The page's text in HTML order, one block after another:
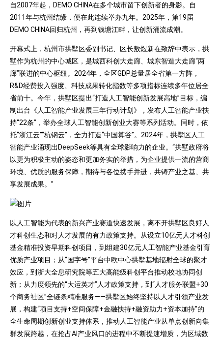
自2007年起，DEMO CHINA在多个城市留下创新者的身影。自
2011年与杭州结缘，便在此连续举办九年。2025年，第19届
DEMO CHINA回归杭州，再到钱塘江畔，让创新涌流成潮。
开幕式上，杭州市拱墅区委副书记、区长敖煜新在致辞中表示，拱
墅作为杭州的中心城区，是城西科创大走廊、城东智造大走廊“两
廊”联进的中心枢纽。2024年，全区GDP总量居全省第一方阵，
R&D经费投入强度、科技成果转化指数等多项指标连续多年位居全
省前十。今年，拱墅区提出“打造人工智能创新发展高地”目标，编
制出台《人工智能产业发展三年行动计划》，发布人工智能产业扶
持“22条”，举办全球人工智能创新创业大赛等系列活动。同时，依
托“浙江云”“杭钢云”，全力打造“中国算谷”。2024年，拱墅区人工
智能产业涌现出DeepSeek等具有全球影响力的企业。“拱墅政府将
以更为积极主动的姿态和更加务实的举措，为企业提供一流的营商
环境、优质的服务保障，期待与各位携手并进，共铸产业之基、共
享发展成果。”
以人工智能为代表的新兴产业赛道快速发展，离不开拱墅区良好人
才科创生态和对人才发展的有力政策支持。从设立10亿元人才科创
基金精准投资早期科创项目，到组建30亿元人工智能产业基金引育
优质产业项目；从“国字号”平台中欧中心拱墅基地辐射全球的聚才
效应，到浙大全息研究院等五大高能级科创平台推动校地协同创
新；从力度领先的“大运英才”人才政策支持，到“人才服务联盟+30
个商务社区”全链条精准服务——拱墅区始终坚持以人才引领产业发
展，构建“项目支持+空间保障+金融扶持+融资助力+资本加持”的
全生命周期创新创业支持体系，推动人工智能产业从单点创新向集
群发展跨越，在抢占AI产业风口的进程中不断提速增质，为区域数